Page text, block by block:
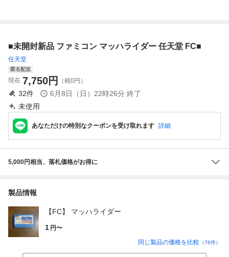
■未開封新品 ファミコン マッハライダー 任天堂 FC■
任天堂
匿名配送
現在 7,750円 （税0円）
32件 6月8日（日）22時26分 終了
未使用
あなただけの特別なクーポンを受け取れます 詳細
5,000円相当、落札価格がお得に
製品情報
【FC】 マッハライダー
1 円〜
同じ製品の価格を比較 （76件）